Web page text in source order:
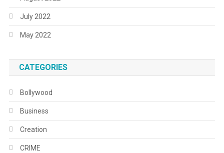
July 2022
May 2022
CATEGORIES
Bollywood
Business
Creation
CRIME